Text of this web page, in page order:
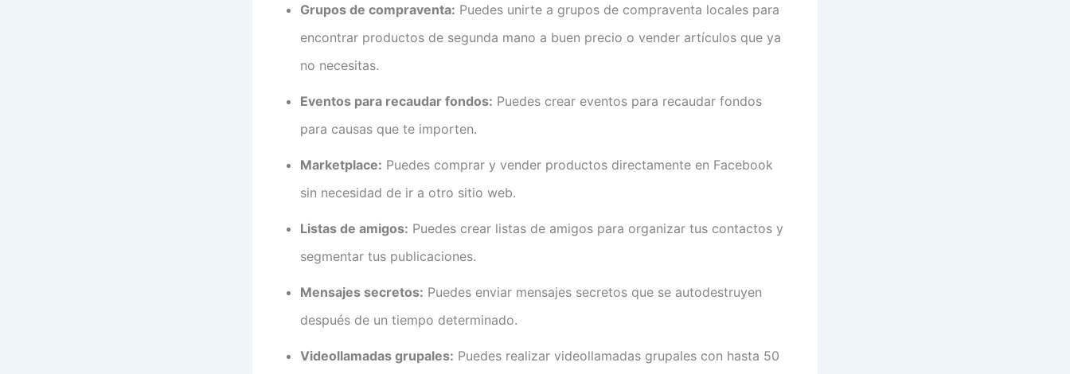
Grupos de compraventa: Puedes unirte a grupos de compraventa locales para
encontrar productos de segunda mano a buen precio o vender artículos que ya
no necesitas.
Eventos para recaudar fondos: Puedes crear eventos para recaudar fondos
para causas que te importen.
Marketplace: Puedes comprar y vender productos directamente en Facebook
sin necesidad de ir a otro sitio web.
Listas de amigos: Puedes crear listas de amigos para organizar tus contactos y
segmentar tus publicaciones.
Mensajes secretos: Puedes enviar mensajes secretos que se autodestruyen
después de un tiempo determinado.
Videollamadas grupales: Puedes realizar videollamadas grupales con hasta 50